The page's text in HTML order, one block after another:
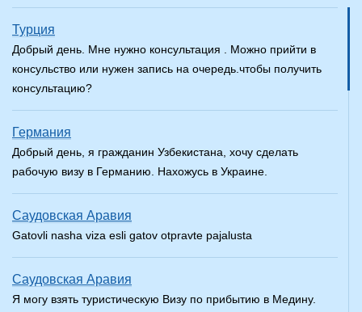
Турция
Добрый день. Мне нужно консультация . Можно прийти в
консульство или нужен запись на очередь.чтобы получить
консультацию?
Германия
Добрый день, я гражданин Узбекистана, хочу сделать
рабочую визу в Германию. Нахожусь в Украине.
Саудовская Аравия
Gatovli nasha viza esli gatov otpravte pajalusta
Саудовская Аравия
Я могу взять туристическую Визу по прибытию в Медину.